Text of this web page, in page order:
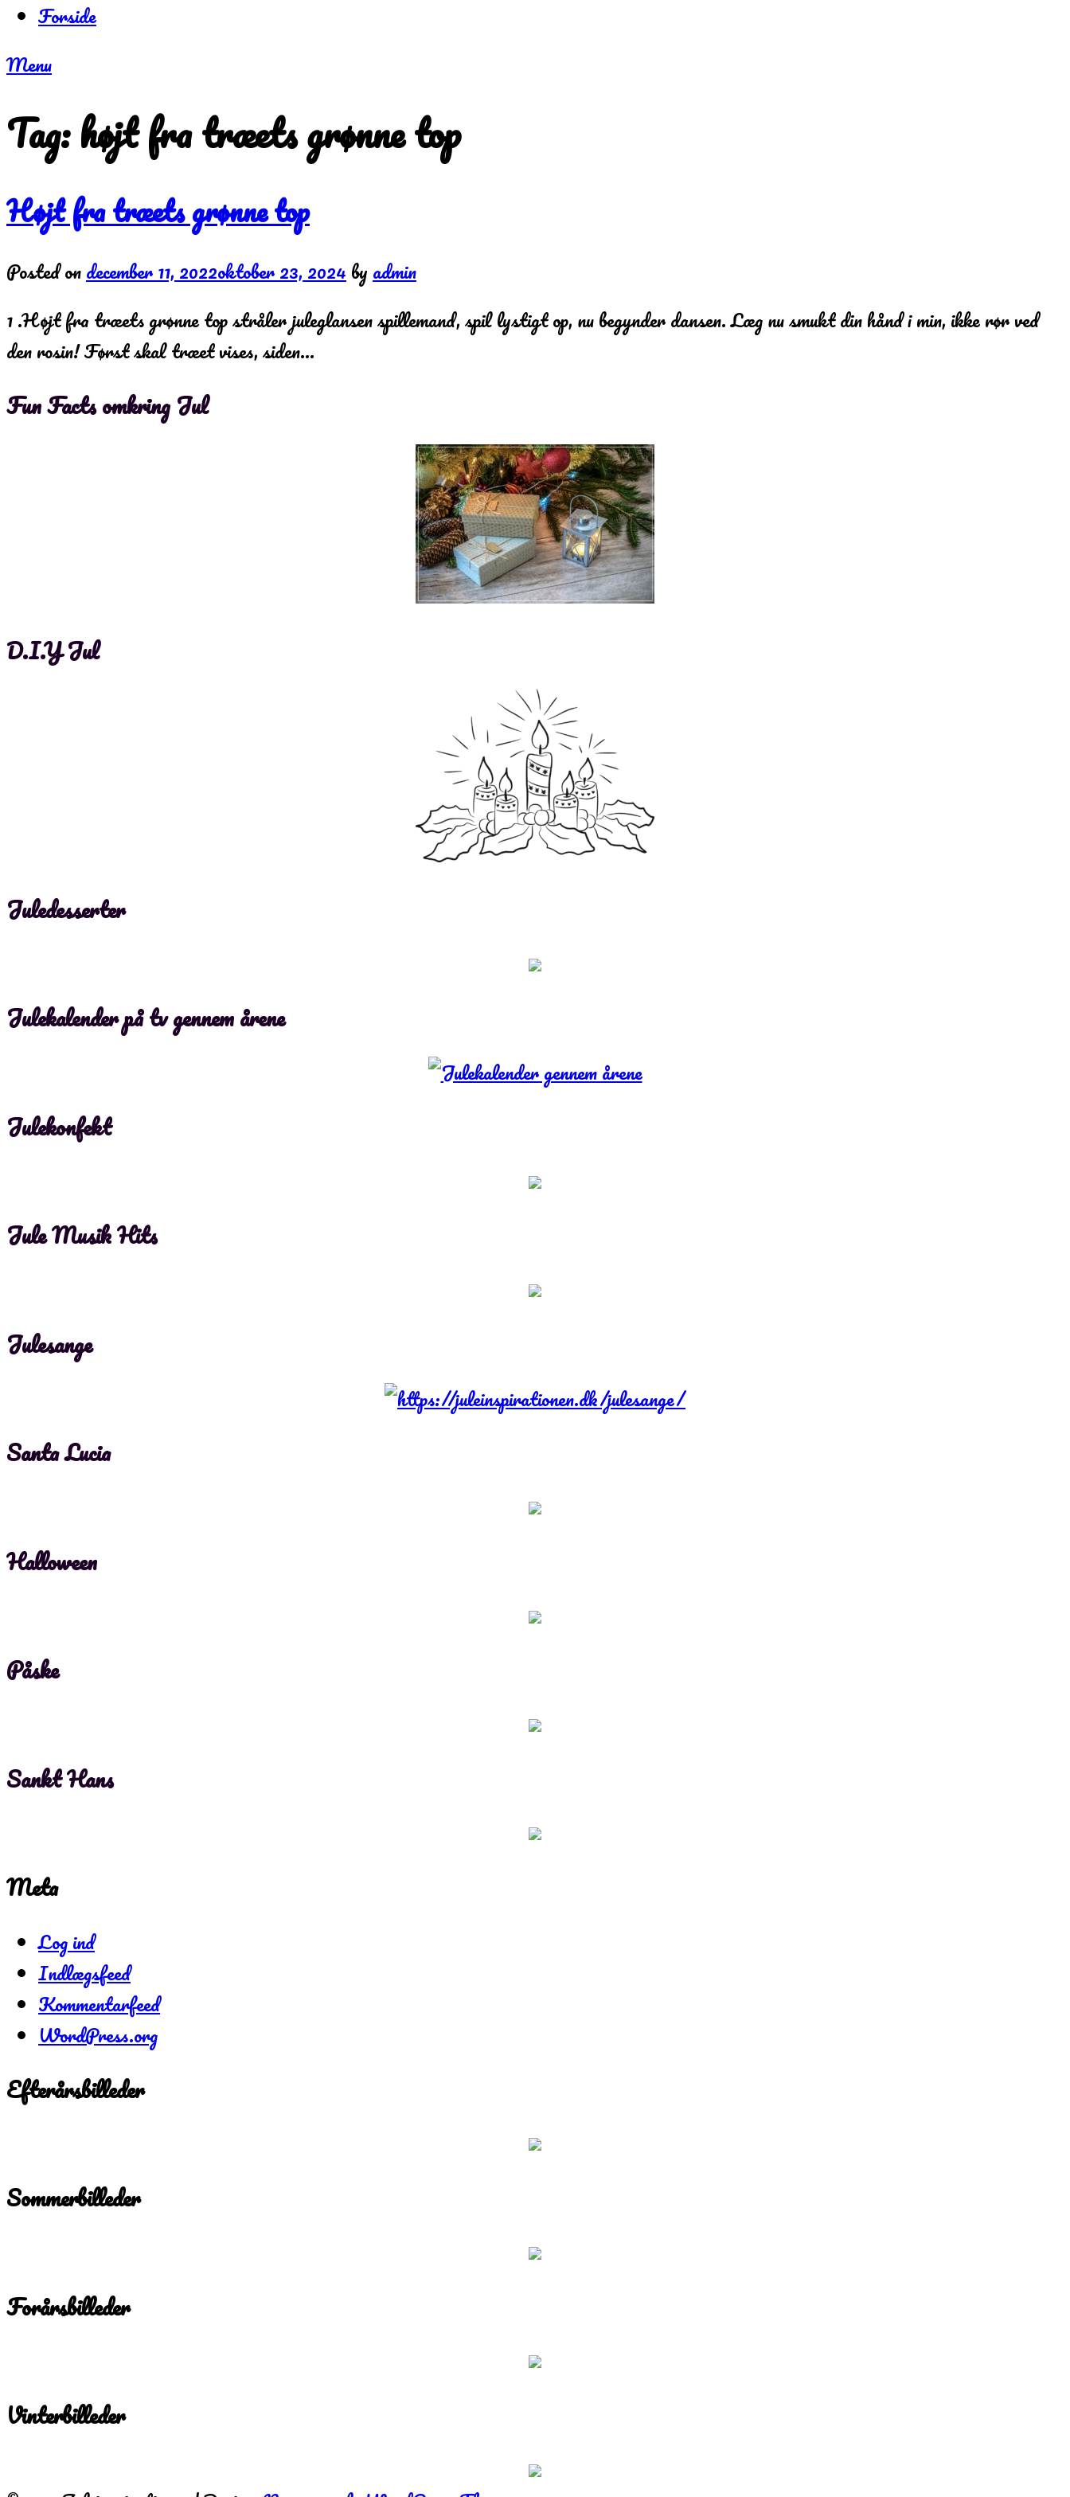
Forside
Menu
Tag:højt fra træets grønne top
Højt fra træets grønne top
Posted ondecember 11, 2022oktober 23, 2024 by admin
1 .Højt fra træets grønne top stråler juleglansen spillemand, spil lystigt op, nu begynder dansen. Læg nu smukt din hånd i min, ikke rør ved
den rosin! Først skal træet vises, siden…
Fun Facts omkring Jul
D.I.Y Jul
Juledesserter
Julekalender på tv gennem årene
Julekonfekt
Jule Musik Hits
Julesange
Santa Lucia
Halloween
Påske
Sankt Hans
Meta
Log ind
Indlægsfeed
Kommentarfeed
WordPress.org
Efterårsbilleder
Sommerbilleder
Forårsbilleder
Vinterbilleder